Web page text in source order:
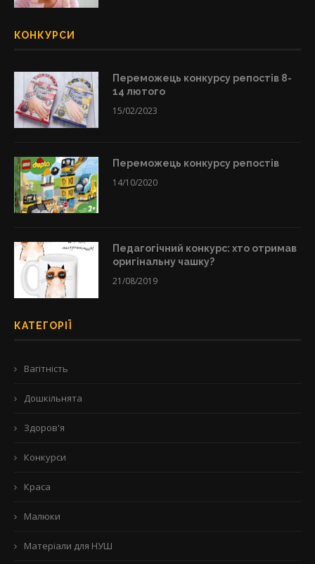
КОНКУРСИ
Переможець конкурсу репостів 8-
14 лютого
15/02/2023
Переможець конкурсу репостів
14/10/2020
Педагогічний конкурс: хто отримав
оригінальну чашку?
21/08/2019
КАТЕГОРІЇ
Вагітність
Дошкільнята
Здоров'я
Конкурси
Краса
Малюки
Матеріали для НУШ